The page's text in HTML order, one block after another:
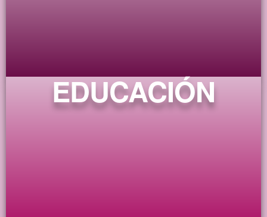
EDUCACIÓN